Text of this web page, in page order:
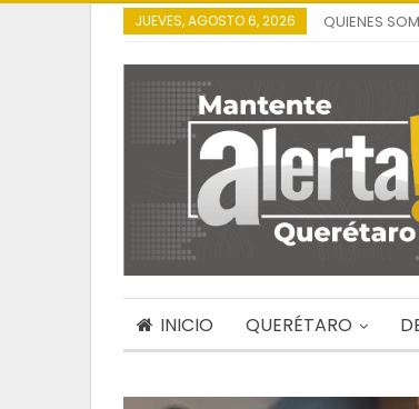
JUEVES, AGOSTO 6, 2026 QUIENES
INICIO QUERÉTARO